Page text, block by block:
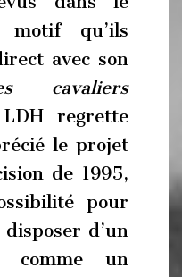
qu’ils
avec son
cavaliers
regrette
le projet
de 1995,
pour
d’un
comme un